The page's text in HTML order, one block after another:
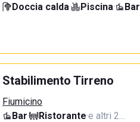
Doccia calda· Piscina· Bar
Stabilimento Tirreno
Fiumicino
Bar· Ristorante·e altri 2…